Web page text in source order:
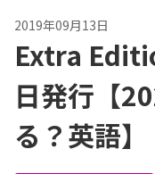
ホーム
NEAとは
教育情報
2019年09月13日
Extra
日発行【
る？英語】